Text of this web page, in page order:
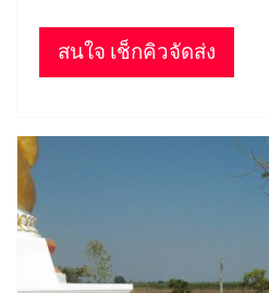
สนใจ เช็กคิวจัดส่ง